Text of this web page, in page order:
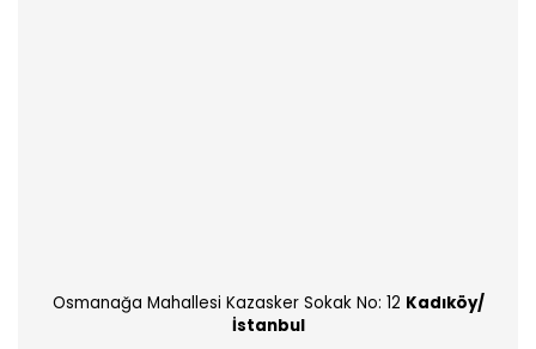
Osmanağa Mahallesi Kazasker Sokak No: 12 Kadıköy/
İstanbul